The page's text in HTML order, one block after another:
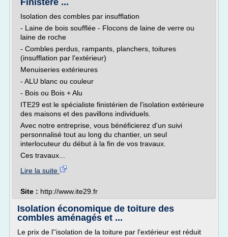
Finistère ...
Isolation des combles par insufflation
- Laine de bois soufflée - Flocons de laine de verre ou
laine de roche
- Combles perdus, rampants, planchers, toitures
(insufflation par l'extérieur)
Menuiseries extérieures
- ALU blanc ou couleur
- Bois ou Bois + Alu
ITE29 est le spécialiste finistérien de l'isolation extérieure
des maisons et des pavillons individuels.
Avec notre entreprise, vous bénéficierez d'un suivi
personnalisé tout au long du chantier, un seul
interlocuteur du début à la fin de vos travaux.
Ces travaux...
Lire la suite
Site : http://www.ite29.fr
Isolation économique de toiture des
combles aménagés et ...
Le prix de l''isolation de la toiture par l'extérieur est réduit